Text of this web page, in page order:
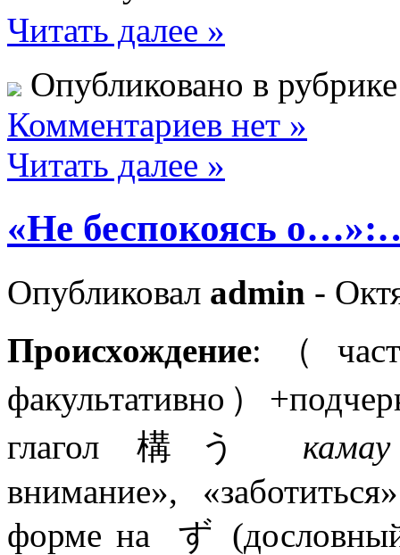
Читать далее »
Опубликовано в
Комментариев нет »
Читать далее »
«Не беспокоясь
Опубликовал admin -
Происхождение: （
факультативно）
глагол 構う
внимание»,
форме на ず (дословный